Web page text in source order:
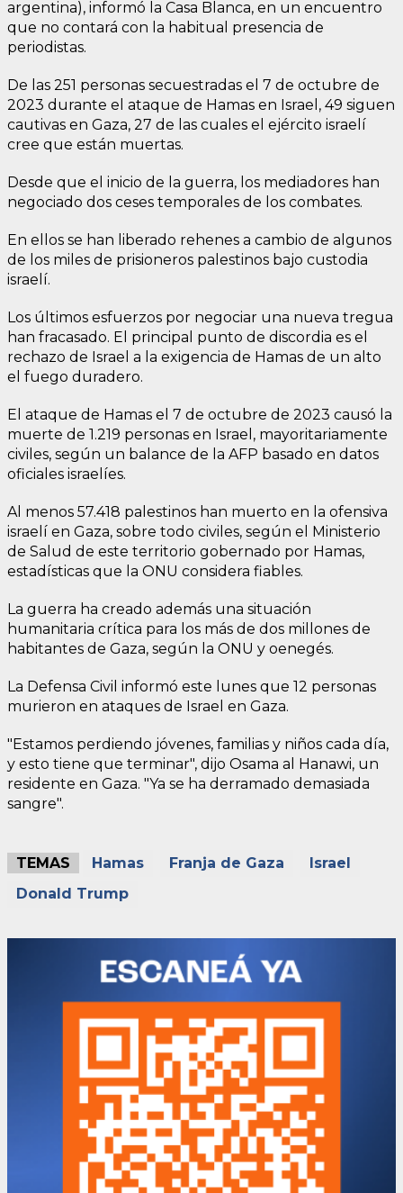
argentina), informó la Casa Blanca, en un encuentro
que no contará con la habitual presencia de
periodistas.
De las 251 personas secuestradas el 7 de octubre de
2023 durante el ataque de Hamas en Israel, 49 siguen
cautivas en Gaza, 27 de las cuales el ejército israelí
cree que están muertas.
Desde que el inicio de la guerra, los mediadores han
negociado dos ceses temporales de los combates.
En ellos se han liberado rehenes a cambio de algunos
de los miles de prisioneros palestinos bajo custodia
israelí.
Los últimos esfuerzos por negociar una nueva tregua
han fracasado. El principal punto de discordia es el
rechazo de Israel a la exigencia de Hamas de un alto
el fuego duradero.
El ataque de Hamas el 7 de octubre de 2023 causó la
muerte de 1.219 personas en Israel, mayoritariamente
civiles, según un balance de la AFP basado en datos
oficiales israelíes.
Al menos 57.418 palestinos han muerto en la ofensiva
israelí en Gaza, sobre todo civiles, según el Ministerio
de Salud de este territorio gobernado por Hamas,
estadísticas que la ONU considera fiables.
La guerra ha creado además una situación
humanitaria crítica para los más de dos millones de
habitantes de Gaza, según la ONU y oenegés.
La Defensa Civil informó este lunes que 12 personas
murieron en ataques de Israel en Gaza.
"Estamos perdiendo jóvenes, familias y niños cada día,
y esto tiene que terminar", dijo Osama al Hanawi, un
residente en Gaza. "Ya se ha derramado demasiada
sangre".
TEMAS Hamas Franja de Gaza
Israel
Donald Trump